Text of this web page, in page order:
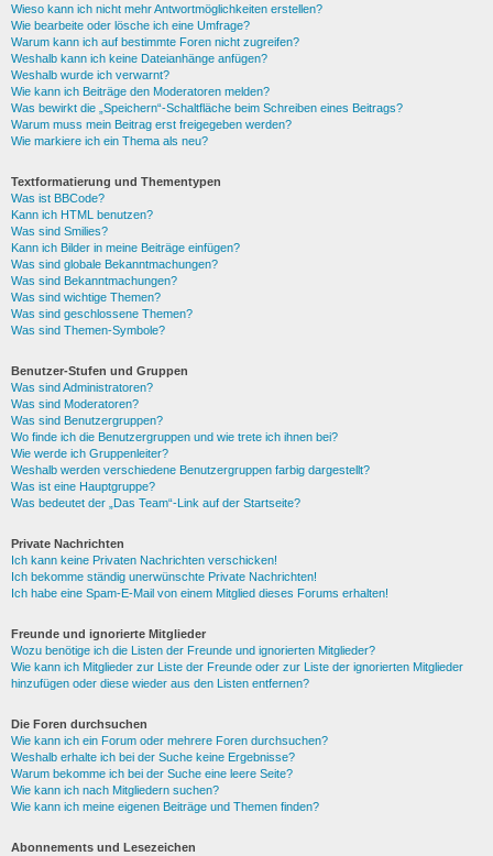
Wieso kann ich nicht mehr Antwortmöglichkeiten erstellen?
Wie bearbeite oder lösche ich eine Umfrage?
Warum kann ich auf bestimmte Foren nicht zugreifen?
Weshalb kann ich keine Dateianhänge anfügen?
Weshalb wurde ich verwarnt?
Wie kann ich Beiträge den Moderatoren melden?
Was bewirkt die „Speichern“-Schaltfläche beim Schreiben eines Beitrags?
Warum muss mein Beitrag erst freigegeben werden?
Wie markiere ich ein Thema als neu?
Textformatierung und Thementypen
Was ist BBCode?
Kann ich HTML benutzen?
Was sind Smilies?
Kann ich Bilder in meine Beiträge einfügen?
Was sind globale Bekanntmachungen?
Was sind Bekanntmachungen?
Was sind wichtige Themen?
Was sind geschlossene Themen?
Was sind Themen-Symbole?
Benutzer-Stufen und Gruppen
Was sind Administratoren?
Was sind Moderatoren?
Was sind Benutzergruppen?
Wo finde ich die Benutzergruppen und wie trete ich ihnen bei?
Wie werde ich Gruppenleiter?
Weshalb werden verschiedene Benutzergruppen farbig dargestellt?
Was ist eine Hauptgruppe?
Was bedeutet der „Das Team“-Link auf der Startseite?
Private Nachrichten
Ich kann keine Privaten Nachrichten verschicken!
Ich bekomme ständig unerwünschte Private Nachrichten!
Ich habe eine Spam-E-Mail von einem Mitglied dieses Forums erhalten!
Freunde und ignorierte Mitglieder
Wozu benötige ich die Listen der Freunde und ignorierten Mitglieder?
Wie kann ich Mitglieder zur Liste der Freunde oder zur Liste der ignorierten Mitglieder
hinzufügen oder diese wieder aus den Listen entfernen?
Die Foren durchsuchen
Wie kann ich ein Forum oder mehrere Foren durchsuchen?
Weshalb erhalte ich bei der Suche keine Ergebnisse?
Warum bekomme ich bei der Suche eine leere Seite?
Wie kann ich nach Mitgliedern suchen?
Wie kann ich meine eigenen Beiträge und Themen finden?
Abonnements und Lesezeichen